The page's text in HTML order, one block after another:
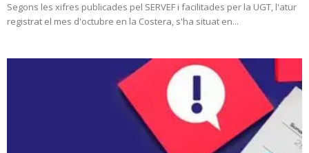
Segons les xifres publicades pel SERVEF i facilitades per la UGT, l'atur
registrat el mes d'octubre en la Costera, s'ha situat en...